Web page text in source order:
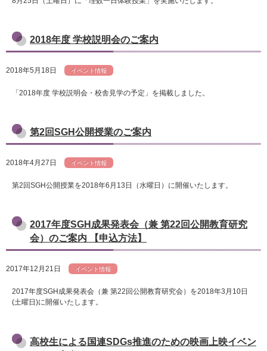
2018年度 学校説明会のご案内
2018年5月18日 イベント情報
「2018年度 学校説明会・校舎見学の予定」を掲載しました。
第2回SGH公開授業のご案内
2018年4月27日 イベント情報
第2回SGH公開授業を2018年6月13日（水曜日）に開催いたします。
2017年度SGH成果発表会（兼 第22回公開教育研究
会）のご案内 【申込方法】
2017年12月21日 イベント情報
2017年度SGH成果発表会（兼 第22回公開教育研究会）を2018年3月10日
(土曜日)に開催いたします。
高校生による国連SDGs推進のための映画上映イベン